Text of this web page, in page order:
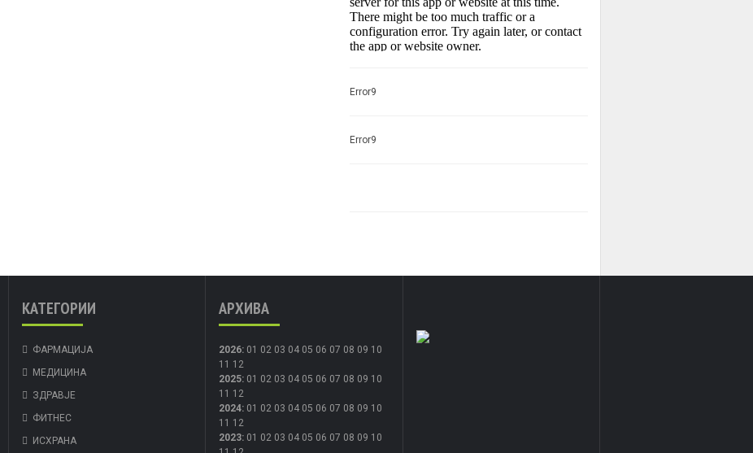
Error9
Error9
КАТЕГОРИИ
ФАРМАЦИЈА
МЕДИЦИНА
ЗДРАВЈЕ
ФИТНЕС
ИСХРАНА
АРХИВА
2026: 01 02 03 04 05 06 07 08 09 10
11 12
2025: 01 02 03 04 05 06 07 08 09 10
11 12
2024: 01 02 03 04 05 06 07 08 09 10
11 12
2023: 01 02 03 04 05 06 07 08 09 10